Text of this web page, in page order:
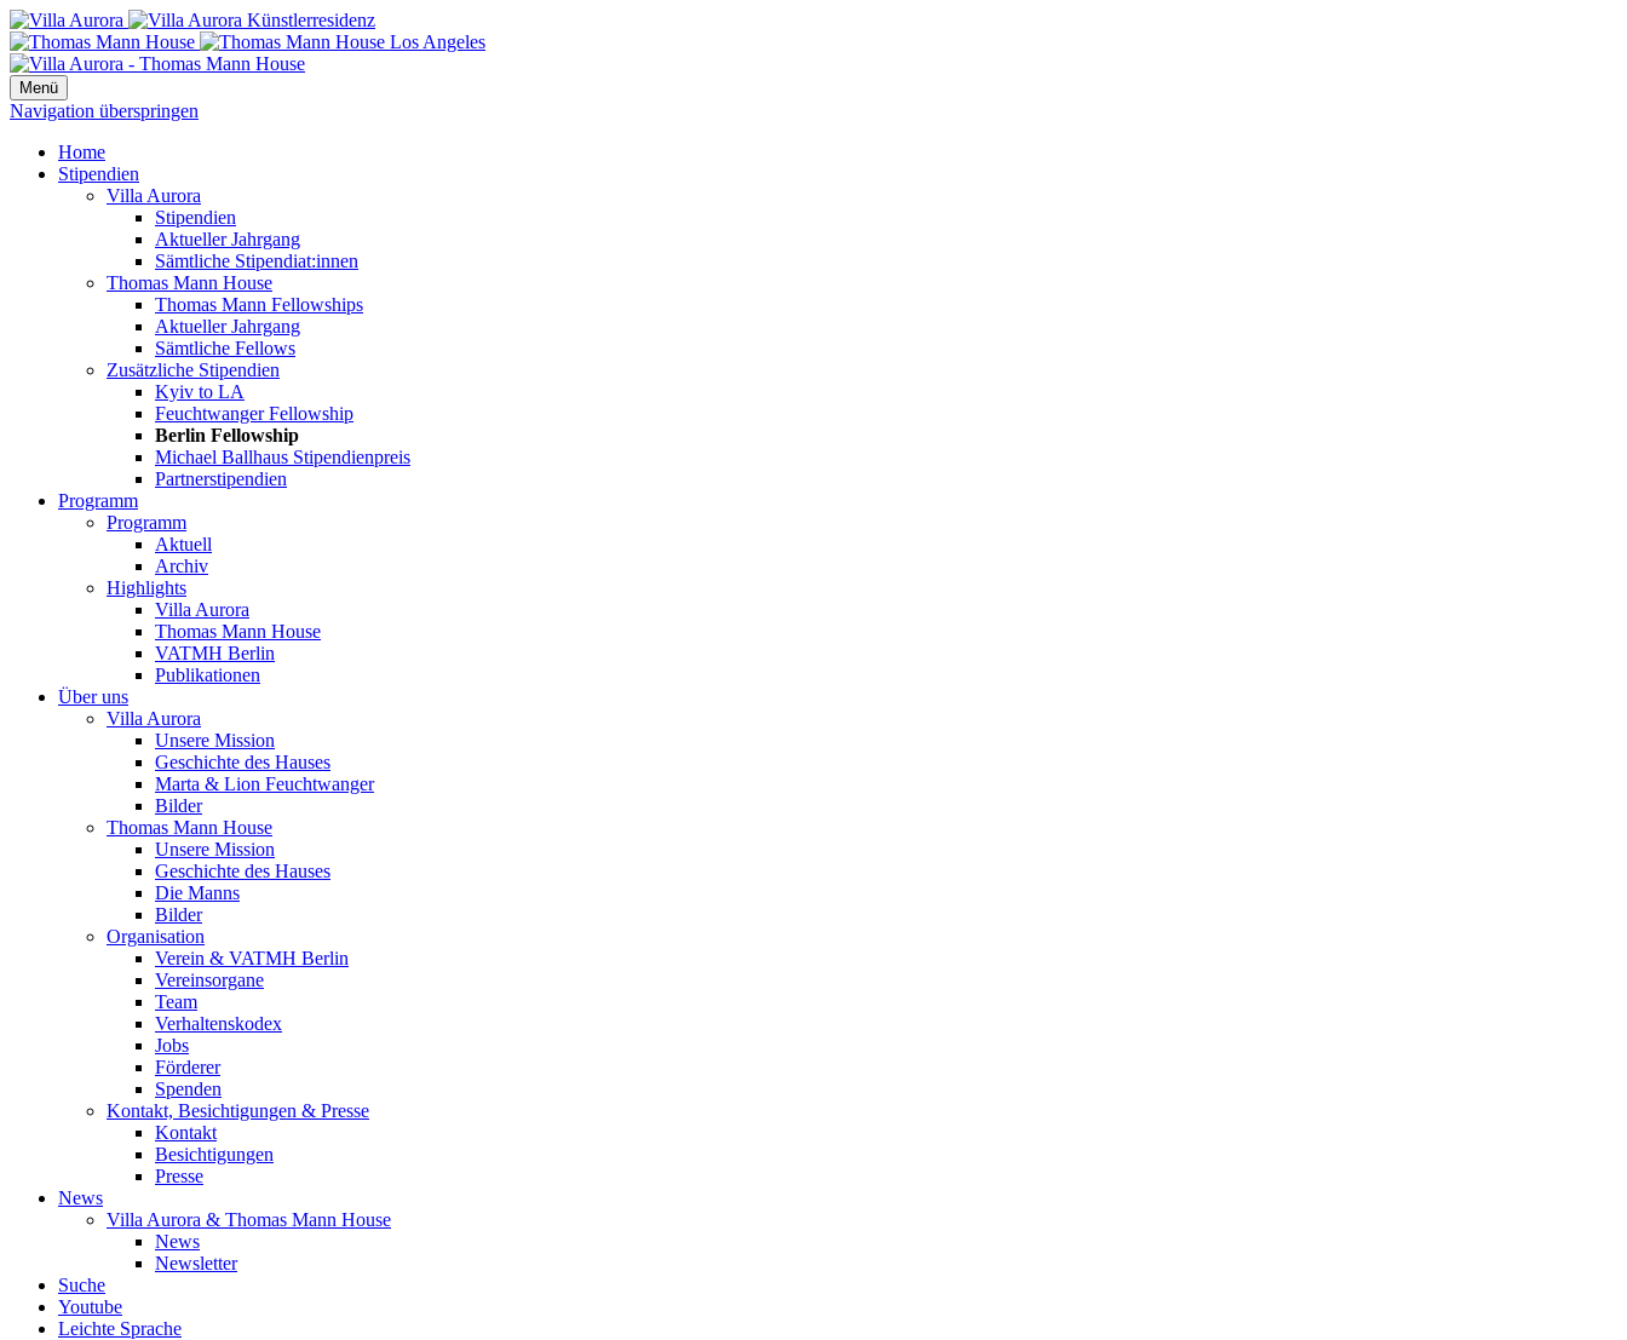
Menü
Navigation überspringen
Home
Stipendien
Villa Aurora
Stipendien
Aktueller Jahrgang
Sämtliche Stipendiat:innen
Thomas Mann House
Thomas Mann Fellowships
Aktueller Jahrgang
Sämtliche Fellows
Zusätzliche Stipendien
Kyiv to LA
Feuchtwanger Fellowship
Berlin Fellowship
Michael Ballhaus Stipendienpreis
Partnerstipendien
Programm
Programm
Aktuell
Archiv
Highlights
Villa Aurora
Thomas Mann House
VATMH Berlin
Publikationen
Über uns
Villa Aurora
Unsere Mission
Geschichte des Hauses
Marta & Lion Feuchtwanger
Bilder
Thomas Mann House
Unsere Mission
Geschichte des Hauses
Die Manns
Bilder
Organisation
Verein & VATMH Berlin
Vereinsorgane
Team
Verhaltenskodex
Jobs
Förderer
Spenden
Kontakt, Besichtigungen & Presse
Kontakt
Besichtigungen
Presse
News
Villa Aurora & Thomas Mann House
News
Newsletter
Suche
Youtube
Leichte Sprache